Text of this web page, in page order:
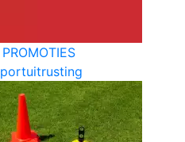
PROMOTIES